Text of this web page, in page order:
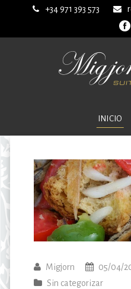
+34 971 393 573
INICIO
Migjorn
05/04/
Sin categorizar